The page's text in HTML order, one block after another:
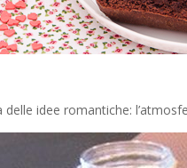
idee romantiche: